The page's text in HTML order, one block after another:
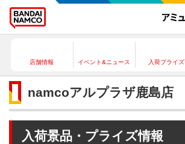
店舗情報 イベント&ニュース 入荷プライズ
namcoアルプラザ鹿島店
入荷景品・プライズ情報